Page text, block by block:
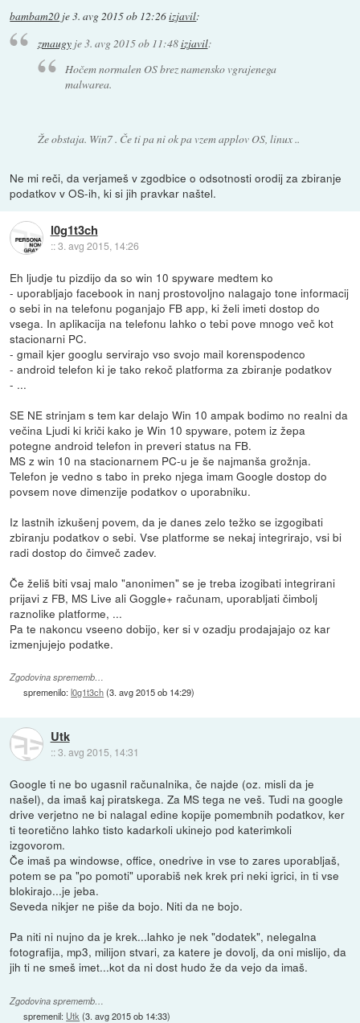
bambam20 je3. avg 2015 ob 12:26izjavil:
zmaugyje3. avg 2015 ob 11:48izjavil:
Hočem normalen OS brez namensko vgrajenega
malwarea.
Že obstaja. Win7 . Če ti pa ni ok pa vzem applov OS, linux ..
Ne mi reči, da verjameš v zgodbice o odsotnosti orodij za zbiranje
podatkov v OS-ih, ki si jih pravkar naštel.
l0g1t3ch
::3. avg 2015, 14:26
Eh ljudje tu pizdijo da so win 10 spyware medtem ko
- uporabljajo facebook in nanj prostovoljno nalagajo tone informacij
o sebi in na telefonu poganjajo FB app, ki želi imeti dostop do
vsega. In aplikacija na telefonu lahko o tebi pove mnogo več kot
stacionarni PC.
- gmail kjer googlu servirajo vso svojo mail korenspodenco
- android telefon ki je tako rekoč platforma za zbiranje podatkov
- ...
SE NE strinjam s tem kar delajo Win 10 ampak bodimo no realni da
večina Ljudi ki kriči kako je Win 10 spyware, potem iz žepa
potegne android telefon in preveri status na FB.
MS z win 10 na stacionarnem PC-u je še najmanša grožnja.
Telefon je vedno s tabo in preko njega imam Google dostop do
povsem nove dimenzije podatkov o uporabniku.
Iz lastnih izkušenj povem, da je danes zelo težko se izgogibati
zbiranju podatkov o sebi. Vse platforme se nekaj integrirajo, vsi bi
radi dostop do čimveč zadev.
Če želiš biti vsaj malo "anonimen" se je treba izogibati integrirani
prijavi z FB, MS Live ali Goggle+ računam, uporabljati čimbolj
raznolike platforme, ...
Pa te nakoncu vseeno dobijo, ker si v ozadju prodajajajo oz kar
izmenjujejo podatke.
Zgodovina sprememb…
spremenilo:l0g1t3ch(3. avg 2015 ob 14:29)
Utk
::3. avg 2015, 14:31
Google ti ne bo ugasnil računalnika, če najde (oz. misli da je
našel), da imaš kaj piratskega. Za MS tega ne veš. Tudi na google
drive verjetno ne bi nalagal edine kopije pomembnih podatkov, ker
ti teoretično lahko tisto kadarkoli ukinejo pod katerimkoli
izgovorom.
Če imaš pa windowse, office, onedrive in vse to zares uporabljaš,
potem se pa "po pomoti" uporabiš nek krek pri neki igrici, in ti vse
blokirajo...je jeba.
Seveda nikjer ne piše da bojo. Niti da ne bojo.
Pa niti ni nujno da je krek...lahko je nek "dodatek", nelegalna
fotografija, mp3, milijon stvari, za katere je dovolj, da oni mislijo, da
jih ti ne smeš imet...kot da ni dost hudo že da vejo da imaš.
Zgodovina sprememb…
spremenil: Utk (3. avg 2015 ob 14:33)